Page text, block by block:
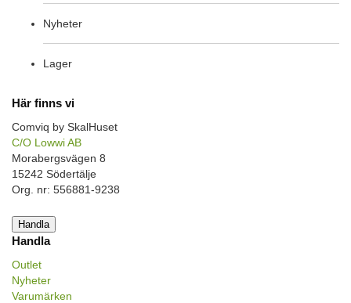
Nyheter
Lager
Här finns vi
Comviq by SkalHuset
C/O Lowwi AB
Morabergsvägen 8
15242 Södertälje
Org. nr: 556881-9238
Handla
Handla
Outlet
Nyheter
Varumärken